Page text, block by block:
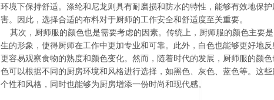
环境下保持舒适。涤纶和尼龙则具有耐磨损和防水的特性，能够有效地保
害。因此，选择合适的布料对于厨师的工作安全和舒适度至关重要。
其次，厨师服的颜色也是需要考虑的因素。传统上，厨师服的颜色主要
生的形象，使得厨师在工作中更加专业和可靠。此外，白色也能够更好地
更容易观察食物的熟度和颜色变化。然而，随着时代的发展，厨师服的颜
色可以根据不同的厨房环境和风格进行选择，如黑色、灰色、蓝色等。这
个性和风格，同时也能够为厨房增添一份时尚和现代感。